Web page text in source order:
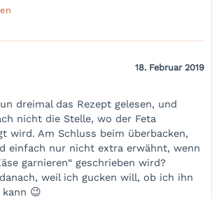
18. Februar 2019
dreimal das Rezept gelesen, und
nicht die Stelle, wo der Feta
wird. Am Schluss beim überbacken,
einfach nur nicht extra erwähnt, wenn
garnieren“ geschrieben wird?
weil ich gucken will, ob ich ihn
kann 😉